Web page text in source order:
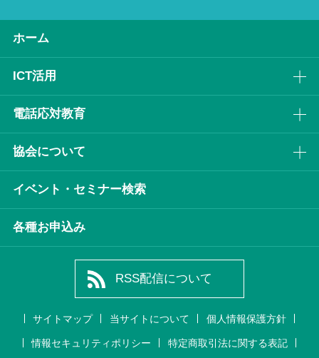
ホーム
ICT活⽤
電話応対教育
協会について
イベント・セミナー検索
各種お申込み
RSS配信について
サイトマップ 当サイトについて 個人情報保護方針
情報セキュリティポリシー 特定商取引法に関する表記